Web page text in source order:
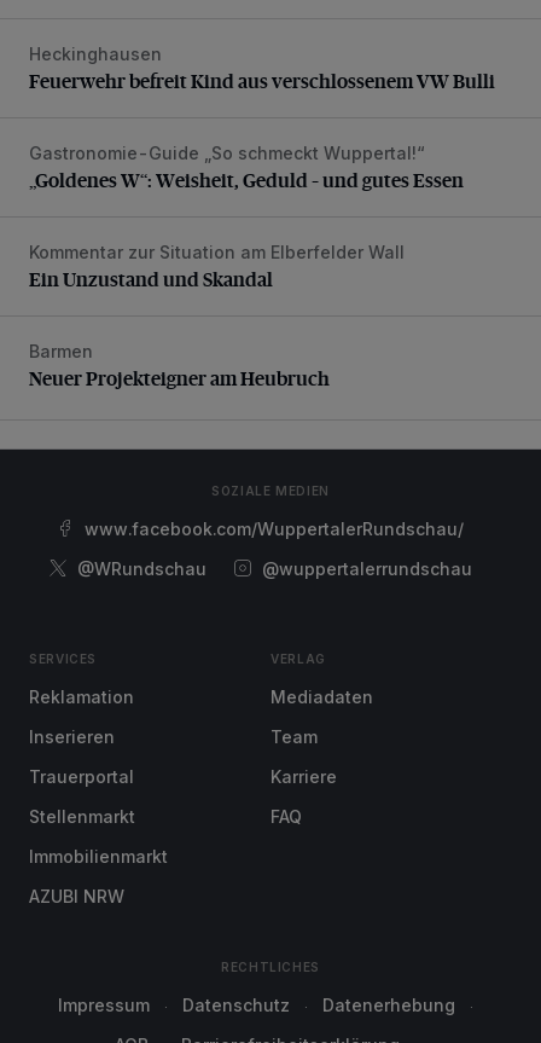
Feuerwehr befreit Kind aus verschlossenem VW Bulli
Heckinghausen
Feuerwehr befreit Kind aus verschlossenem VW Bulli
„Goldenes W“: Weisheit, Geduld – und gutes Essen
Gastronomie-Guide „So schmeckt Wuppertal!“
„Goldenes W“: Weisheit, Geduld – und gutes Essen
Ein Unzustand und Skandal
Kommentar zur Situation am Elberfelder Wall
Ein Unzustand und Skandal
Neuer Projekteigner am Heubruch
Barmen
Neuer Projekteigner am Heubruch
SOZIALE MEDIEN
www.facebook.com/WuppertalerRundschau/
@WRundschau
@wuppertalerrundschau
SERVICES
Reklamation
Inserieren
Trauerportal
Stellenmarkt
Immobilienmarkt
AZUBI NRW
VERLAG
Mediadaten
Team
Karriere
FAQ
RECHTLICHES
Impressum Datenschutz
Datenerhebung